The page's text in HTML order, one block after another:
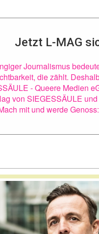
Jetzt L-MAG
Journalismus
die zählt.
- Queere Medien
von SIEGESSÄULE
mit und werde